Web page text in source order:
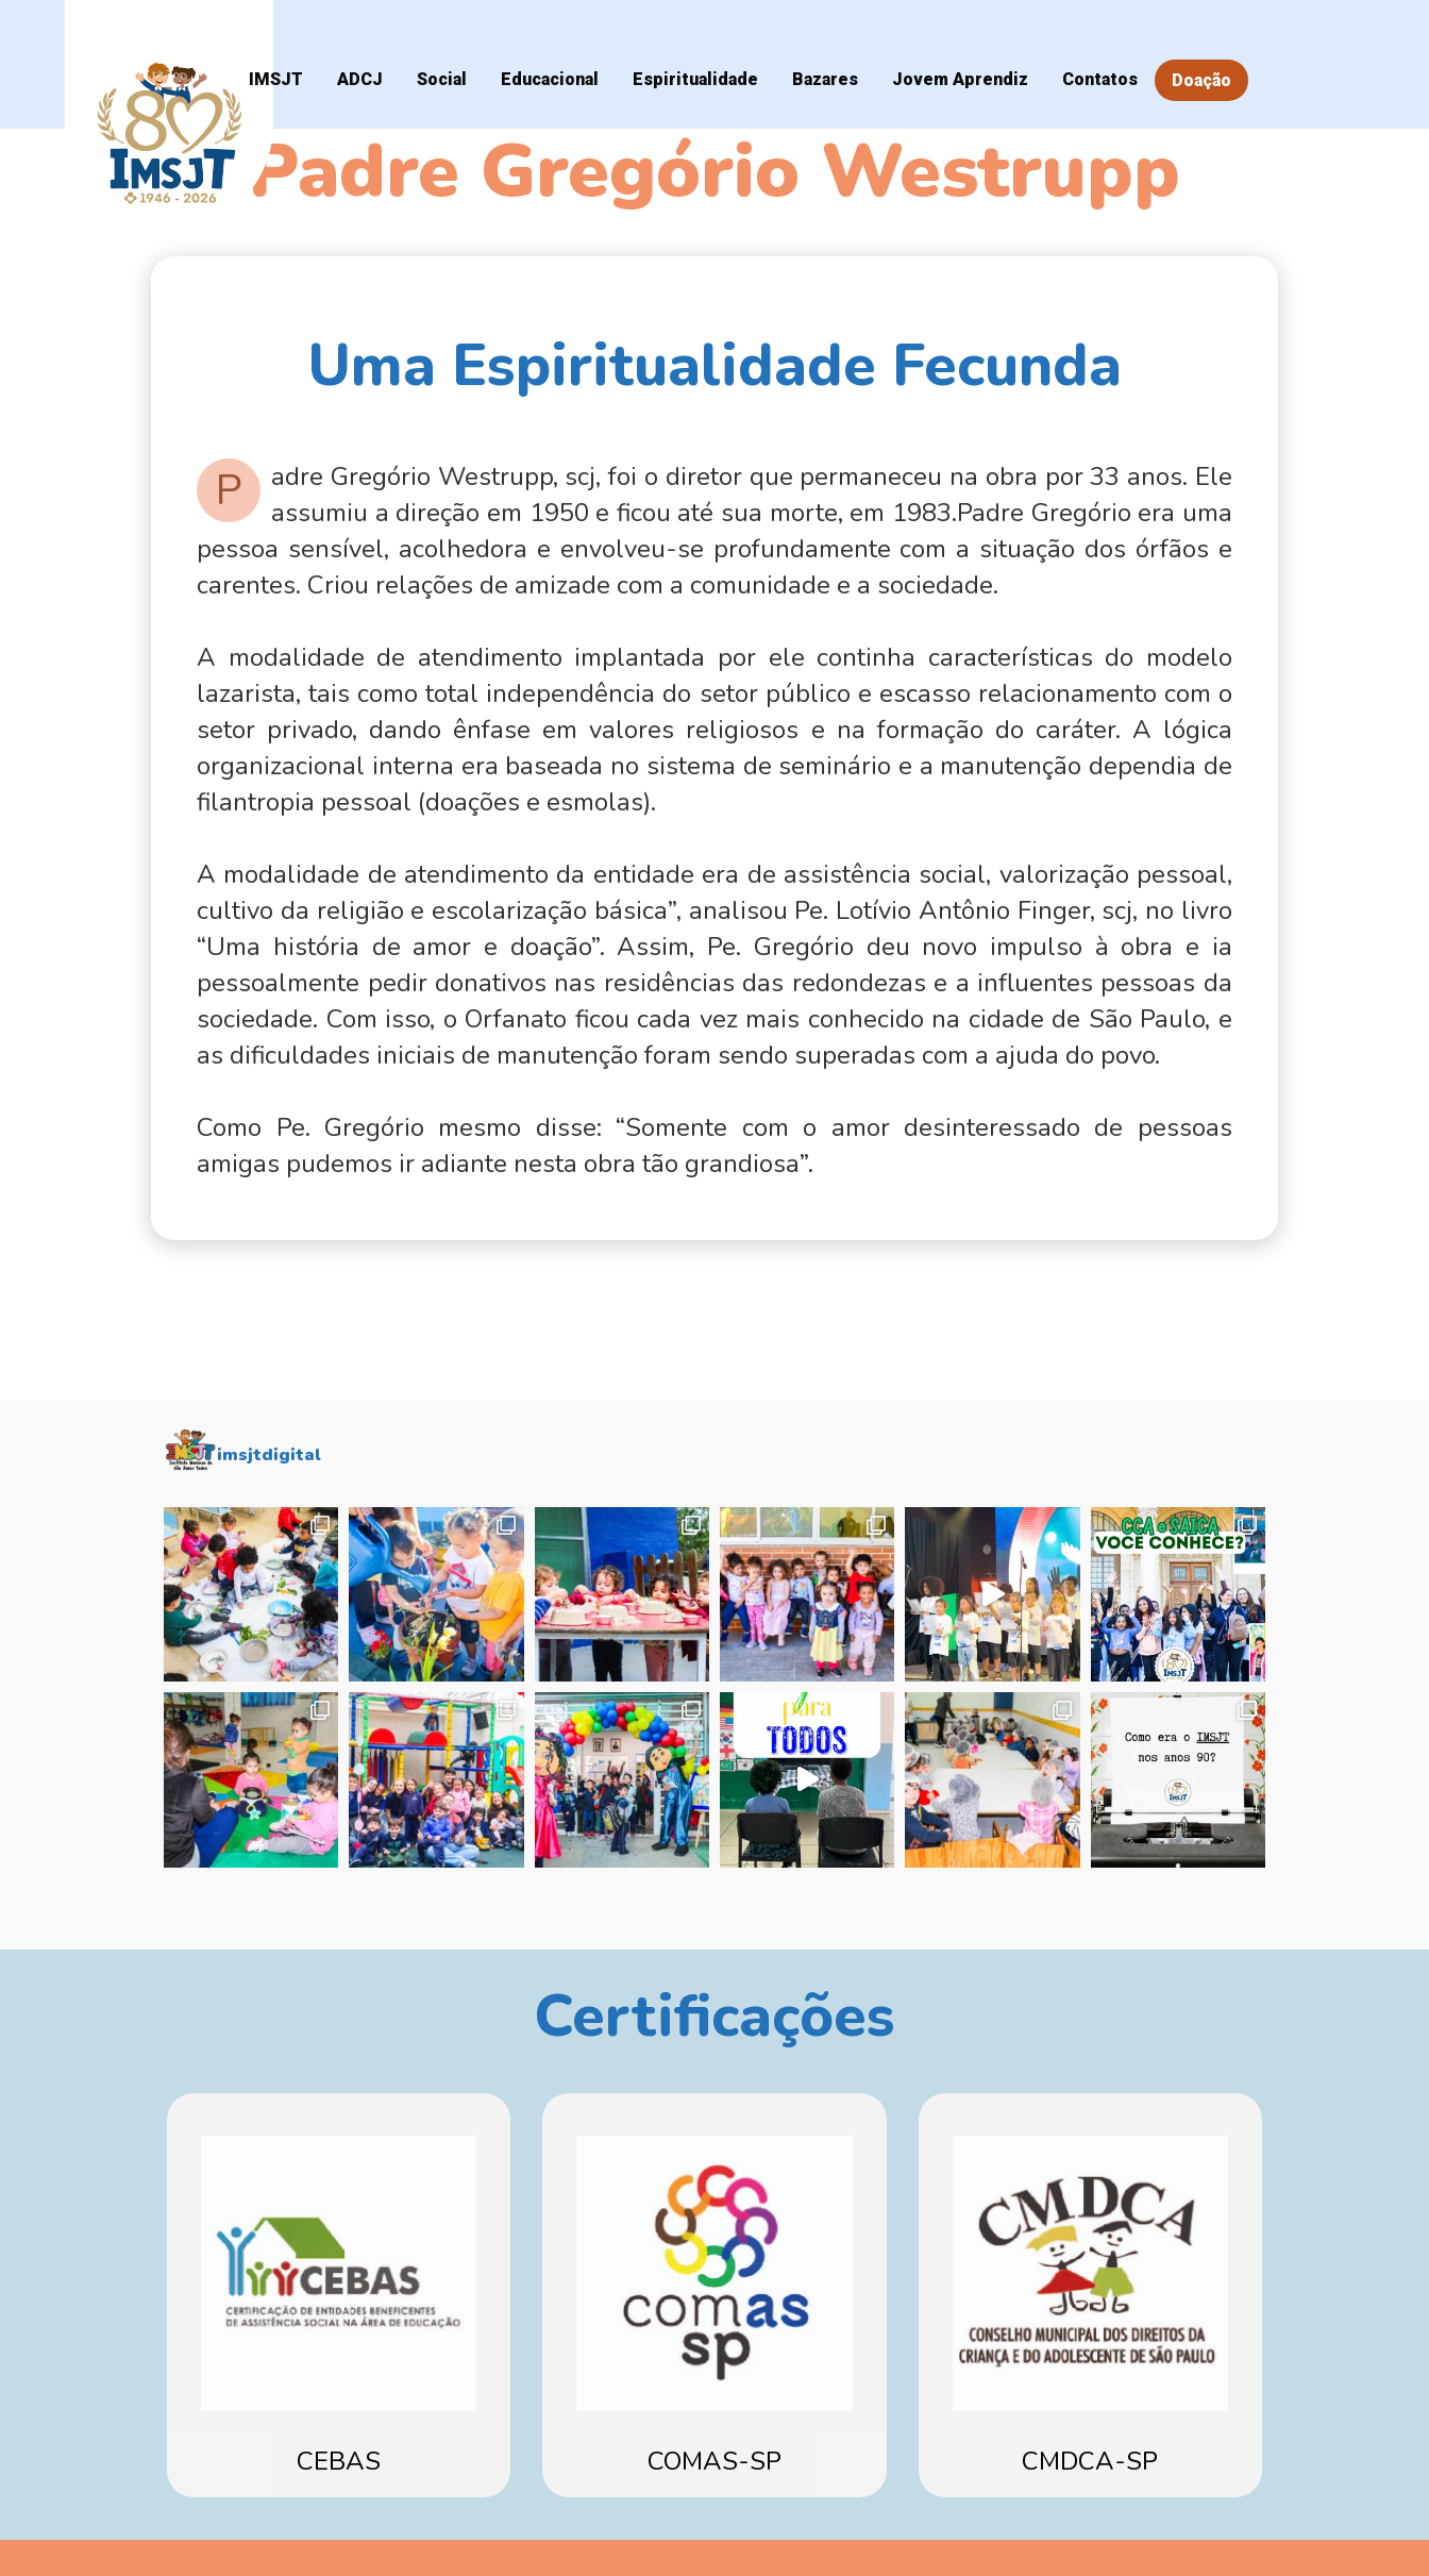
IMSJT ADCJ Social Educacional Espiritualidade Bazares Jovem Aprendiz Contatos Doação
Padre Gregório Westrupp
Uma Espiritualidade Fecunda
P
adre Gregório Westrupp, scj, foi o diretor que permaneceu na obra por 33 anos. Ele
assumiu a direção em 1950 e ficou até sua morte, em 1983.Padre Gregório era uma
pessoa sensível, acolhedora e envolveu-se profundamente com a situação dos órfãos e
carentes. Criou relações de amizade com a comunidade e a sociedade.
A modalidade de atendimento implantada por ele continha características do modelo
lazarista, tais como total independência do setor público e escasso relacionamento com o
setor privado, dando ênfase em valores religiosos e na formação do caráter. A lógica
organizacional interna era baseada no sistema de seminário e a manutenção dependia de
filantropia pessoal (doações e esmolas).
A modalidade de atendimento da entidade era de assistência social, valorização pessoal,
cultivo da religião e escolarização básica”, analisou Pe. Lotívio Antônio Finger, scj, no livro
“Uma história de amor e doação”. Assim, Pe. Gregório deu novo impulso à obra e ia
pessoalmente pedir donativos nas residências das redondezas e a influentes pessoas da
sociedade. Com isso, o Orfanato ficou cada vez mais conhecido na cidade de São Paulo, e
as dificuldades iniciais de manutenção foram sendo superadas com a ajuda do povo.
Como Pe. Gregório mesmo disse: “Somente com o amor desinteressado de pessoas
amigas pudemos ir adiante nesta obra tão grandiosa”.
imsjtdigital
Certificações
CEBAS COMAS-SP CMDCA-SP